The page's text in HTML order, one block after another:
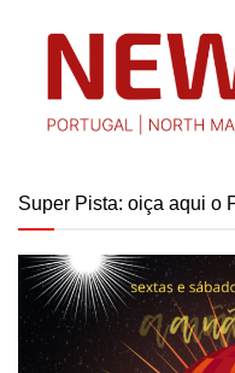
Super Pista: oiça aqui o